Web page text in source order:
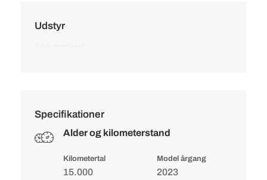
Udstyr
Specifikationer
Alder og kilometerstand
Kilometertal
15.000
Model årgang
2023